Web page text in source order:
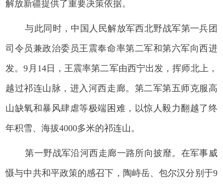
解放新疆提供了重要决策依据。
与此同时，中国人民解放军西北野战军第一兵团
司令员兼政治委员王震奉命率第二军和第六军向西进
发。9月14日，王震率第二军由西宁出发，挥师北上，
越过祁连山脉，进入河西走廊。第二军第五师克服高
山缺氧和暴风肆虐等极端困难，以惊人毅力翻越了终
年积雪、海拔4000多米的祁连山。
第一野战军沿河西走廊一路所向披靡。在军事威
慑与中共和平政策的感召下，陶峙岳、包尔汉分别于9